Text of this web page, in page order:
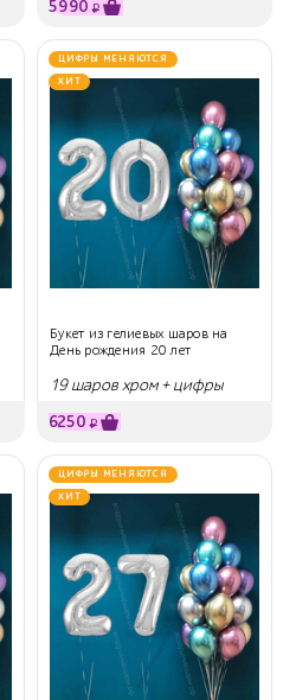
5990 ₽
ЦИФРЫ МЕНЯЮТСЯ
ХИТ
Букет из гелиевых шаров на
День рождения 20 лет
19 шаров хром + цифры
6250 ₽
ЦИФРЫ МЕНЯЮТСЯ
ХИТ